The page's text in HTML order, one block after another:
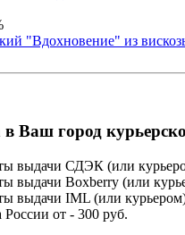
"Вдохновение" из
в Ваш город
выдачи СДЭК (или
выдачи Boxberry (или
выдачи IML (или
России от - 300 руб.